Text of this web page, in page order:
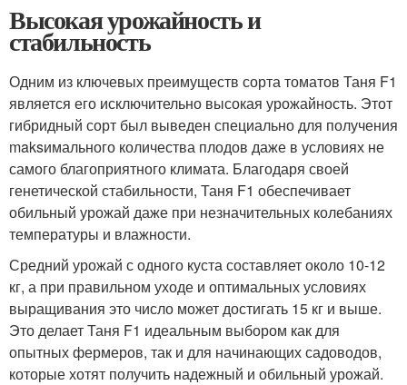
Высокая урожайность и
стабильность
Одним из ключевых преимуществ сорта томатов Таня F1
является его исключительно высокая урожайность. Этот
гибридный сорт был выведен специально для получения
maksимального количества плодов даже в условиях не
самого благоприятного климата. Благодаря своей
генетической стабильности, Таня F1 обеспечивает
обильный урожай даже при незначительных колебаниях
температуры и влажности.
Средний урожай с одного куста составляет около 10-12
кг, а при правильном уходе и оптимальных условиях
выращивания это число может достигать 15 кг и выше.
Это делает Таня F1 идеальным выбором как для
опытных фермеров, так и для начинающих садоводов,
которые хотят получить надежный и обильный урожай.